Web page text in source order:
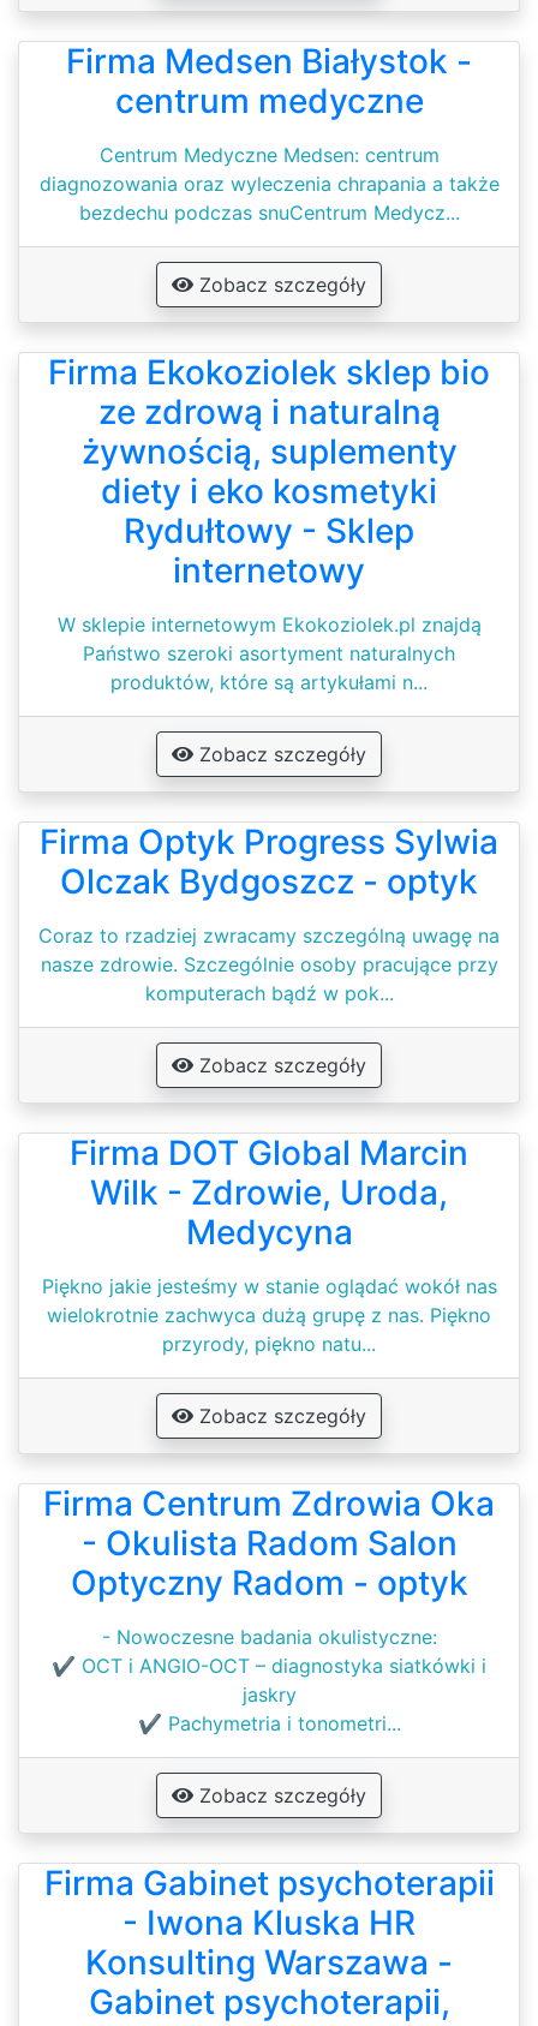
Firma Medsen Białystok -
centrum medyczne
Centrum Medyczne Medsen: centrum
diagnozowania oraz wyleczenia chrapania a także
bezdechu podczas snuCentrum Medycz...
Zobacz szczegóły
Firma Ekokoziolek sklep bio
ze zdrową i naturalną
żywnością, suplementy
diety i eko kosmetyki
Rydułtowy - Sklep
internetowy
W sklepie internetowym Ekokoziolek.pl znajdą
Państwo szeroki asortyment naturalnych
produktów, które są artykułami n...
Zobacz szczegóły
Firma Optyk Progress Sylwia
Olczak Bydgoszcz - optyk
Coraz to rzadziej zwracamy szczególną uwagę na
nasze zdrowie. Szczególnie osoby pracujące przy
komputerach bądź w pok...
Zobacz szczegóły
Firma DOT Global Marcin
Wilk - Zdrowie, Uroda,
Medycyna
Piękno jakie jesteśmy w stanie oglądać wokół nas
wielokrotnie zachwyca dużą grupę z nas. Piękno
przyrody, piękno natu...
Zobacz szczegóły
Firma Centrum Zdrowia Oka
- Okulista Radom Salon
Optyczny Radom - optyk
- Nowoczesne badania okulistyczne:
✔ OCT i ANGIO-OCT – diagnostyka siatkówki i
jaskry
✔ Pachymetria i tonometri...
Zobacz szczegóły
Firma Gabinet psychoterapii
- Iwona Kluska HR
Konsulting Warszawa -
Gabinet psychoterapii,